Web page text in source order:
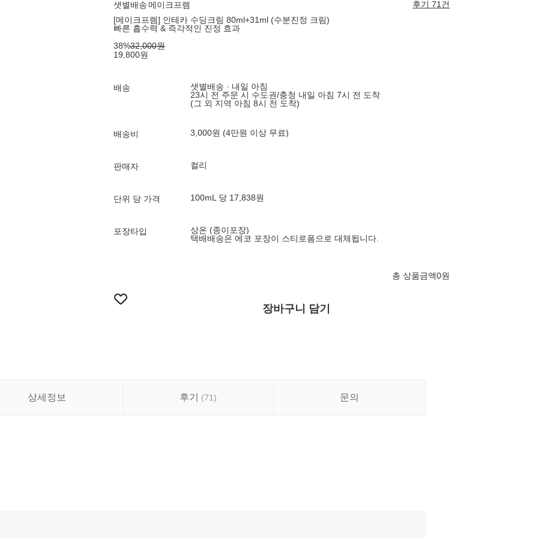
샛별배송메이크프렘
후기 71건
[메이크프렘] 인테카 수딩크림 80ml+31ml (수분진정 크림)
빠른 흡수력 & 즉각적인 진정 효과
38%32,000원
19,800원
배송
샛별배송 · 내일 아침
23시 전 주문 시 수도권/충청 내일 아침 7시 전 도착
(그 외 지역 아침 8시 전 도착)
배송비 3,000원 (4만원 이상 무료)
판매자 컬리
단위 당 가격 100mL 당 17,838원
포장타입
상온 (종이포장)
택배배송은 에코 포장이 스티로폼으로 대체됩니다.
총 상품금액0원
장바구니 담기
상세정보 후기 (71) 문의